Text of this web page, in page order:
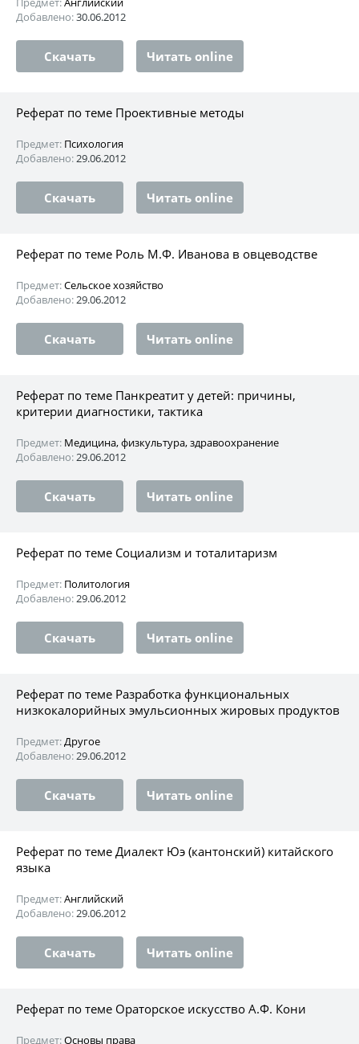
Добавлено:30.06.2012
Скачать Читать online
Реферат по теме Проективные методы
Предмет: Психология
Добавлено:29.06.2012
Скачать Читать online
Реферат по теме Роль М.Ф. Иванова в овцеводстве
Предмет:Сельское хозяйство
Добавлено:29.06.2012
Скачать Читать online
Реферат по теме Панкреатит у детей: причины,
критерии диагностики, тактика
Предмет: Медицина, физкультура, здравоохранение
Добавлено:29.06.2012
Скачать Читать online
Реферат по теме Социализм и тоталитаризм
Предмет: Политология
Добавлено:29.06.2012
Скачать Читать online
Реферат по теме Разработка функциональных
низкокалорийных эмульсионных жировых продуктов
Предмет:Другое
Добавлено:29.06.2012
Скачать Читать online
Реферат по теме Диалект Юэ (кантонский) китайского
языка
Предмет:Английский
Добавлено:29.06.2012
Скачать Читать online
Реферат по теме Ораторское искусство А.Ф. Кони
Предмет:Основы права